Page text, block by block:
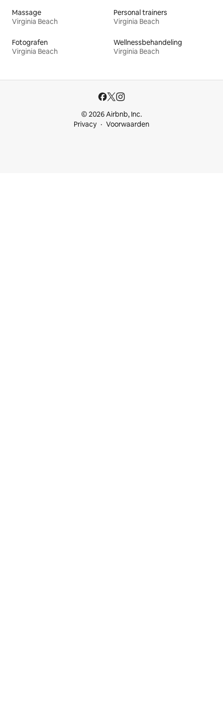
Massage
Virginia Beach
Personal trainers
Virginia Beach
Fotografen
Virginia Beach
Wellnessbehandeling
Virginia Beach
© 2026 Airbnb, Inc.
Privacy
Voorwaarden